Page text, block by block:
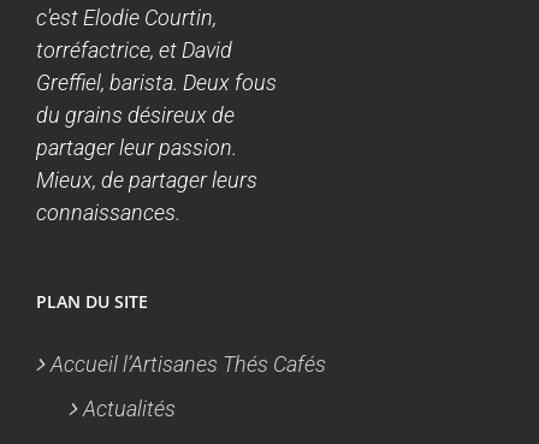
c'est Elodie Courtin,
torréfactrice, et David
Greffiel, barista. Deux fous
du grains désireux de
partager leur passion.
Mieux, de partager leurs
connaissances.
PLAN DU SITE
Accueil l’Artisanes Thés Cafés
Actualités